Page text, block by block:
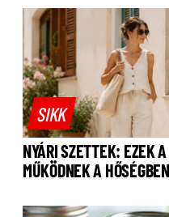
SIKK
NYÁRI SZETTEK: EZEK
MŰKÖDNEK A HŐSÉGBEN